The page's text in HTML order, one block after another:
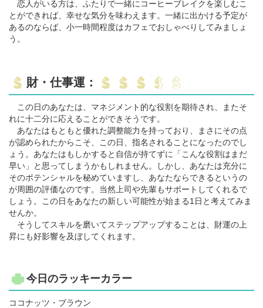
恋人がいる方は、ふたりで一緒にコーヒーブレイクを楽しむこ
とができれば、幸せな気分を味わえます。一緒に出かける予定が
あるのならば、小一時間程度はカフェでおしゃべりしてみましょ
う。
財・仕事運：
この日のあなたは、マネジメント的な役割を期待され、またそ
れに十二分に応えることができそうです。
あなたはもともと優れた調整能力を持っており、まさにその点
が認められたからこそ、この日、指名されることになったのでし
ょう。あなたはもしかすると自信が持てずに「こんな役割はまだ
早い」と思ってしまうかもしれません。しかし、あなたは充分に
そのポテンシャルを秘めていますし、あなたならできるというの
が周囲の評価なのです。当然上司や先輩もサポートしてくれるで
しょう。この日をあなたの新しい可能性が始まる1日と考えてみま
せんか。
そうしてスキルを磨いてステップアップすることは、財運の上
昇にも好影響を及ぼしてくれます。
今日のラッキーカラー
ココナッツ・ブラウン